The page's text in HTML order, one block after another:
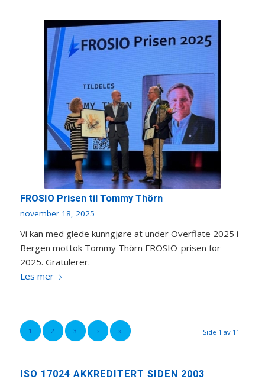
FROSIO Prisen til Tommy Thörn
november 18, 2025
Vi kan med glede kunngjøre at under Overflate 2025 i
Bergen mottok Tommy Thörn FROSIO-prisen for
2025. Gratulerer.
Les mer
Side 1 av 11
1 2 3 › »
ISO 17024 AKKREDITERT SIDEN 2003